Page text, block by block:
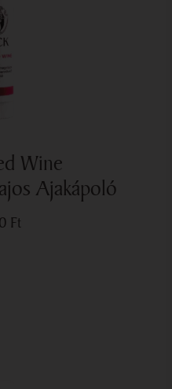
Wine
Ajakápoló
Ft